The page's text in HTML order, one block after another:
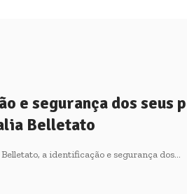
e segurança dos seus
Belletato
a identificação e segurança dos…